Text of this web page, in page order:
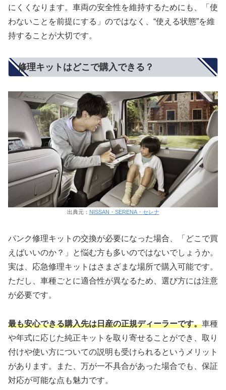
にくくなります。車両の安全性を維持するためにも、「使
わないことを前提にする」のではなく、“使える状態”を維
持することが大切です。
修理キットはどこで購入できる？
出典元： NISSAN・SERENA・セレナ
パンク修理キットの交換が必要になった場合、「どこで買
えばいいのか？」と悩む方も多いのではないでしょうか。
実は、応急修理キットはさまざまな場所で購入可能です。
ただし、車種ごとに適合性が異なるため、選び方には注意
が必要です。
最も安心できる購入先は日産の正規ディーラーです。車種
や年式に応じた純正キットを取り寄せることができ、取り
付けや使い方についての説明も受けられるというメリット
があります。また、万が一不具合があった場合でも、保証
対応が可能な点も魅力です。